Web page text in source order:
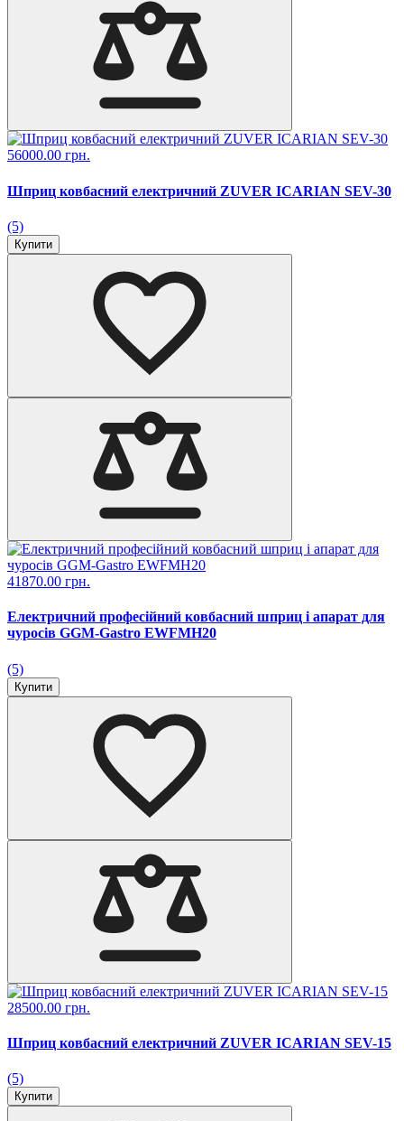
56000.00 грн.
Шприц ковбасний електричний ZUVER ICARIAN SEV-30
(5)
Купити
41870.00 грн.
Електричний професійний ковбасний шприц і апарат для
чуросів GGM-Gastro EWFMH20
(5)
Купити
28500.00 грн.
Шприц ковбасний електричний ZUVER ICARIAN SEV-15
(5)
Купити